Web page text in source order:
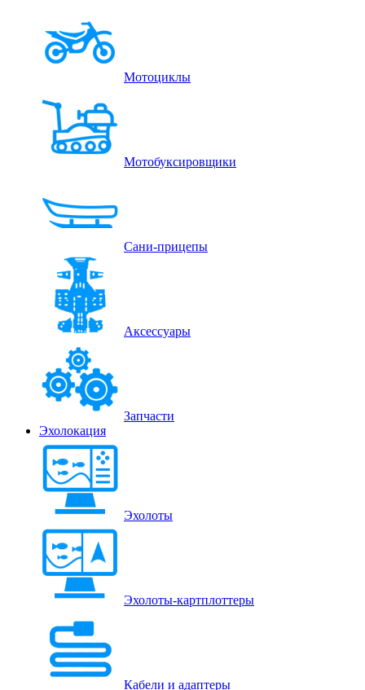
Мотоциклы
Мотобуксировщики
Сани-прицепы
Аксессуары
Запчасти
Эхолокация
Эхолоты
Эхолоты-картплоттеры
Кабели и адаптеры